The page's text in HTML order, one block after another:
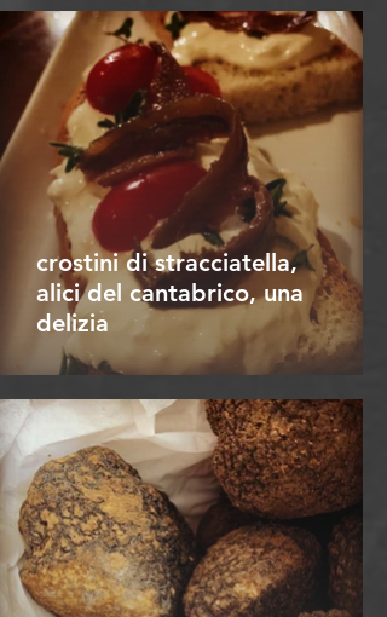
crostini di stracciatella,
alici del cantabrico, una
delizia